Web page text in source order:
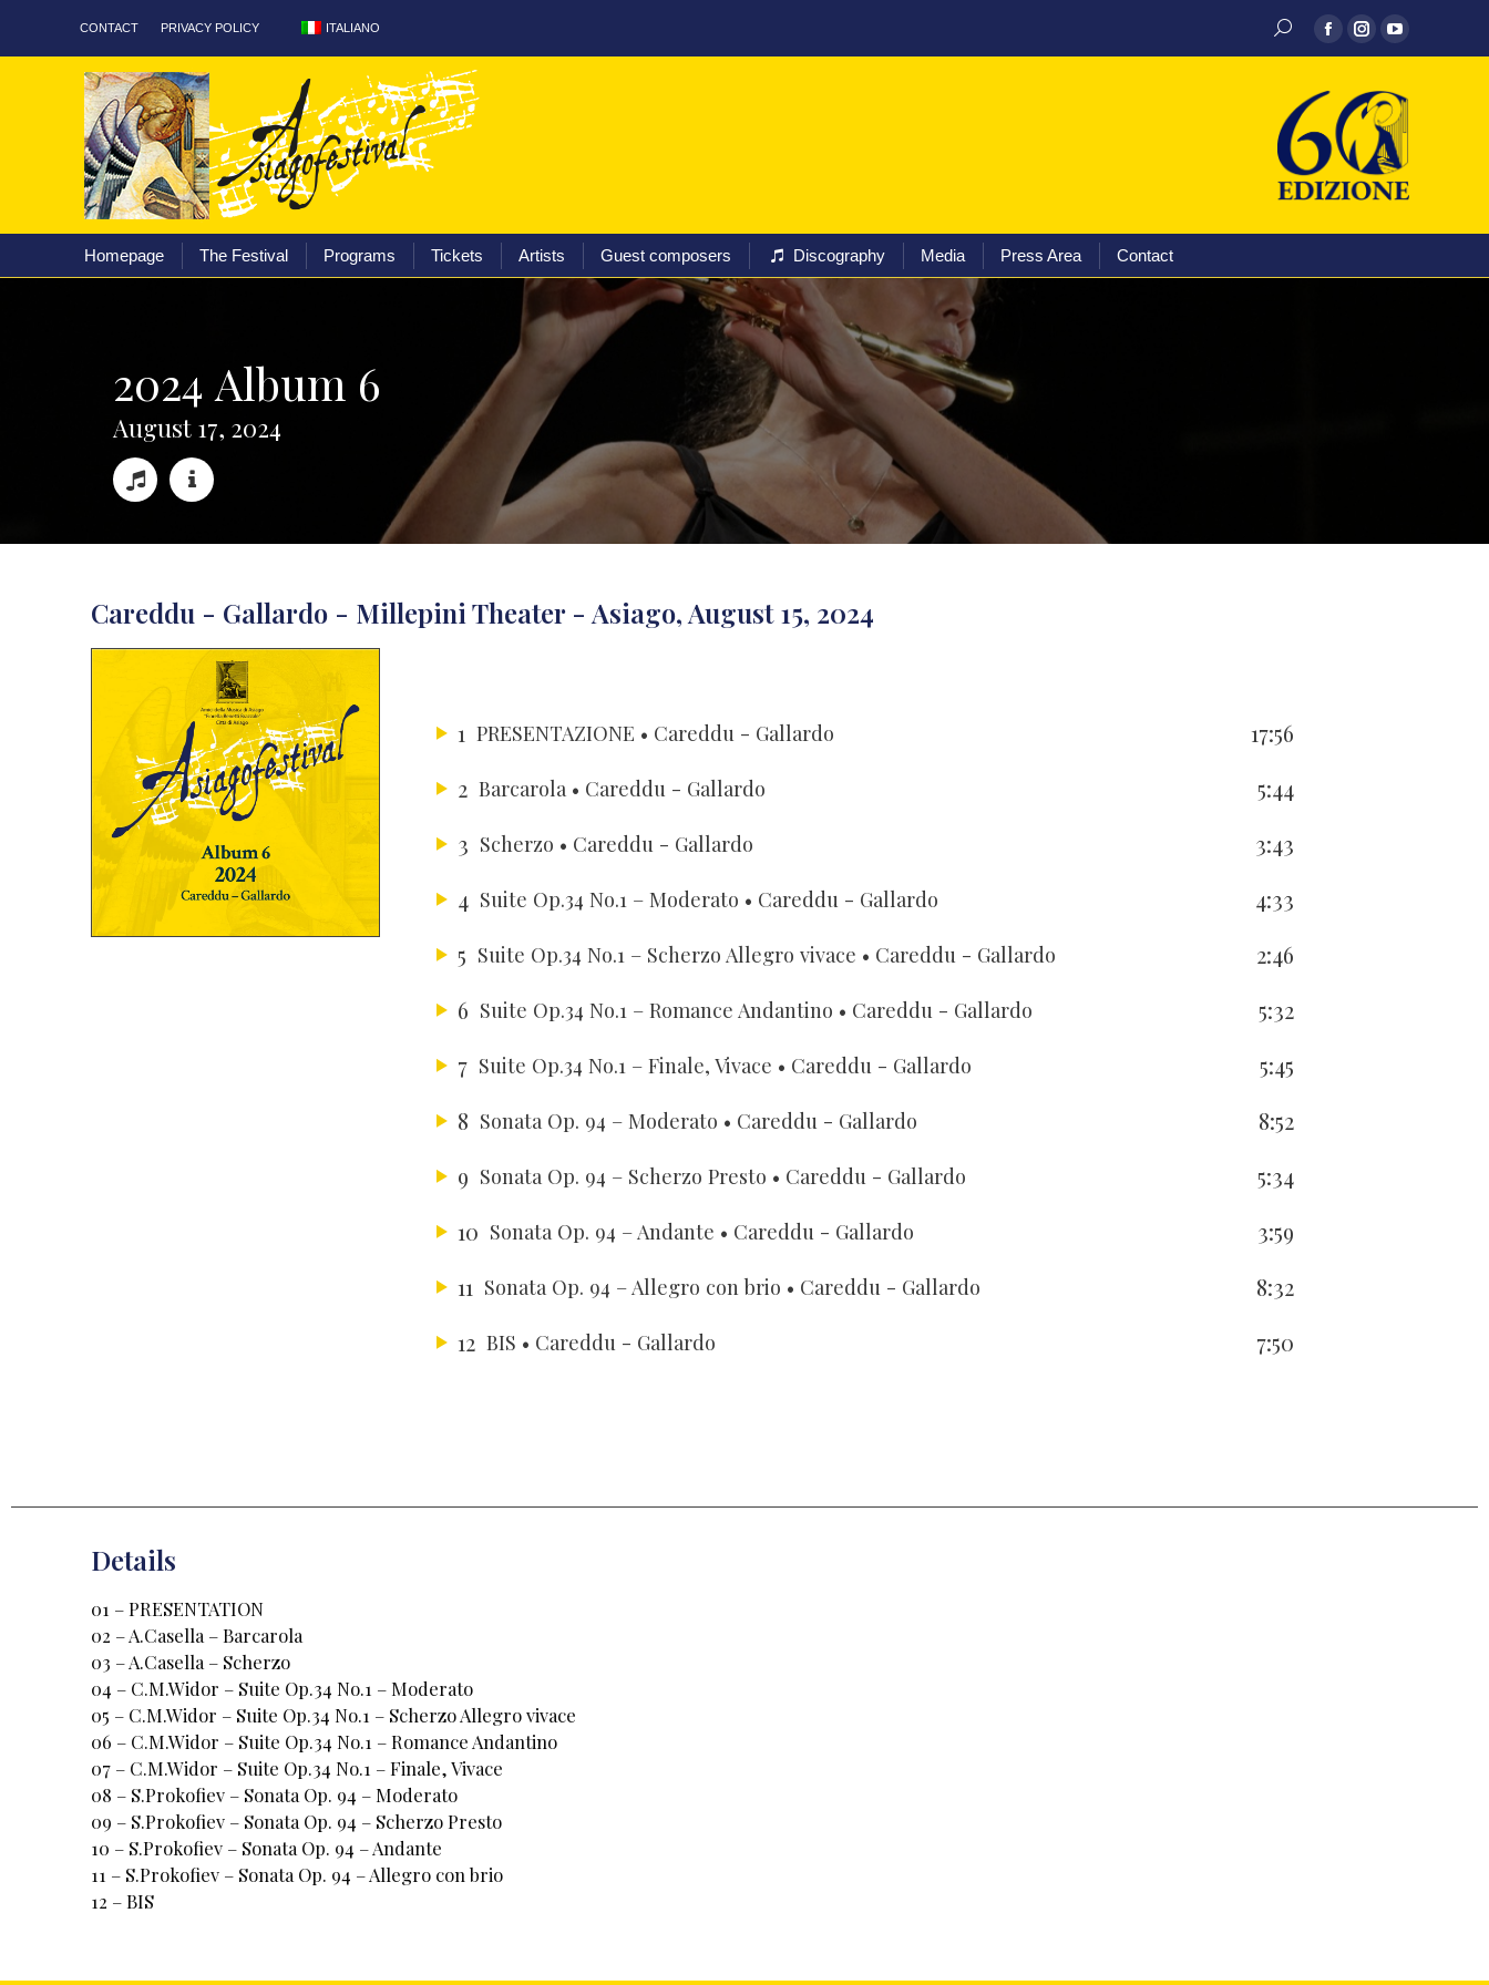
CONTACT PRIVACY POLICY ITALIANO
Homepage The Festival Programs Tickets Artists Guest composers Discography Media Press Area Contact
2024 Album 6
August 17, 2024
Careddu - Gallardo - Millepini Theater - Asiago, August 15, 2024
1 PRESENTAZIONE • Careddu - Gallardo
17:56
2 Barcarola • Careddu - Gallardo
5:44
3 Scherzo • Careddu - Gallardo
3:43
4 Suite Op.34 No.1 – Moderato • Careddu - Gallardo
4:33
5 Suite Op.34 No.1 – Scherzo Allegro vivace • Careddu - Gallardo
2:46
6 Suite Op.34 No.1 – Romance Andantino • Careddu - Gallardo
5:32
7 Suite Op.34 No.1 – Finale, Vivace • Careddu - Gallardo
5:45
8 Sonata Op. 94 – Moderato • Careddu - Gallardo
8:52
9 Sonata Op. 94 – Scherzo Presto • Careddu - Gallardo
5:34
10 Sonata Op. 94 – Andante • Careddu - Gallardo
3:59
11 Sonata Op. 94 – Allegro con brio • Careddu - Gallardo
8:32
12 BIS • Careddu - Gallardo 7:50
Details
01 – PRESENTATION
02 – A.Casella – Barcarola
03 – A.Casella – Scherzo
04 – C.M.Widor – Suite Op.34 No.1 – Moderato
05 – C.M.Widor – Suite Op.34 No.1 – Scherzo Allegro vivace
06 – C.M.Widor – Suite Op.34 No.1 – Romance Andantino
07 – C.M.Widor – Suite Op.34 No.1 – Finale, Vivace
08 – S.Prokofiev – Sonata Op. 94 – Moderato
09 – S.Prokofiev – Sonata Op. 94 – Scherzo Presto
10 – S.Prokofiev – Sonata Op. 94 – Andante
11 – S.Prokofiev – Sonata Op. 94 – Allegro con brio
12 – BIS
Homepage Press Area Contact